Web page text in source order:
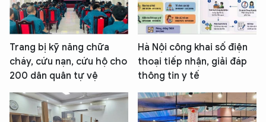
Trang bị kỹ năng chữa
cháy, cứu nạn, cứu hộ cho
200 dân quân tự vệ
Hà Nội công khai số điện
thoại tiếp nhận, giải đáp
thông tin y tế